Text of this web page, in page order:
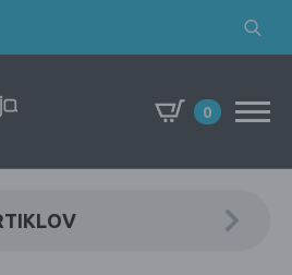
Search
0